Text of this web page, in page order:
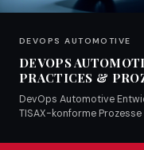
DEVOPS AUTOMOTIVE
DEVOPS
PRACTICES &
DevOps Automotive
TISAX-konforme